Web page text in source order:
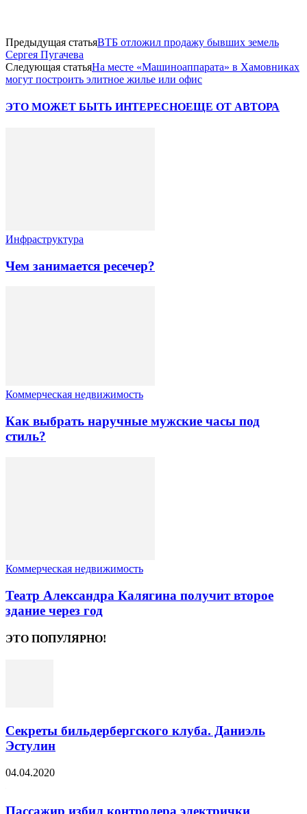
Предыдущая статьяВТБ отложил продажу бывших земель
Сергея Пугачева
Следующая статьяНа месте «Машиноаппарата» в Хамовниках
могут построить элитное жилье или офис
ЭТО МОЖЕТ БЫТЬ ИНТЕРЕСНОЕЩЕ ОТ АВТОРА
Инфраструктура
Чем занимается ресечер?
Коммерческая недвижимость
Как выбрать наручные мужские часы под
стиль?
Коммерческая недвижимость
Театр Александра Калягина получит второе
здание через год
ЭТО ПОПУЛЯРНО!
Секреты бильдербергского клуба. Даниэль
Эстулин
04.04.2020
Пассажир избил контролера электрички